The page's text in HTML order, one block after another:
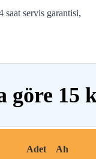
saat servis garantisi,
göre 15
Adet Ah